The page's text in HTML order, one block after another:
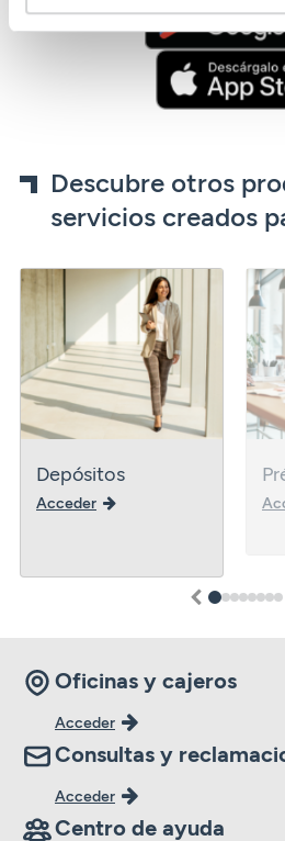
Descubre otros
servicios creados
Depósitos
Acceder
12345678
Oficinas y cajeros
Acceder
Consultas y
Acceder
Centro de ayuda